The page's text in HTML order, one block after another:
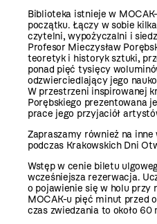
Biblioteka istnieje w
początku. Łączy w sobie
czytelni, wypożyczalni i
Profesor Mieczysław
teoretyk i historyk sztuki,
ponad pięć tysięcy
odzwierciedlający jego
W przestrzeni inspirowanej
Porębskiego prezentowana
prace jego przyjaciół
Zapraszamy również na
podczas Krakowskich Dni
Wstęp w cenie biletu
wcześniejsza rezerwacja.
o pojawienie się w holu przy
MOCAK-u pięć minut przed
czas zwiedzania to około 60